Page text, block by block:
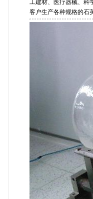
工建材、医疗器械、科
客户生产各种规格的石